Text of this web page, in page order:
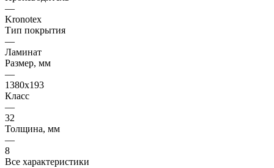
—
Kronotex
Тип покрытия
—
Ламинат
Размер, мм
—
1380x193
Класс
—
32
Толщина, мм
—
8
Все характеристики